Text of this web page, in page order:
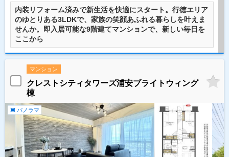
内装リフォーム済みで新生活を快適にスタート。行徳エリア
のゆとりある3LDKで、家族の笑顔あふれる暮らしを叶えま
せんか。即入居可能な9階建てマンションで、新しい毎日を
ここから
マンション
クレストシティタワーズ浦安ブライトウィング
棟
パノラマ